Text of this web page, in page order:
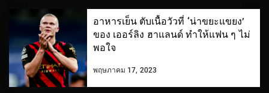
อาหารเย็น ตับเนื้อวัวที่ ‘น่าขยะแขยง’
ของ เออร์ลิง ฮาแลนด์ ทำให้แฟน ๆ ไม่
พอใจ
พฤษภาคม 17, 2023